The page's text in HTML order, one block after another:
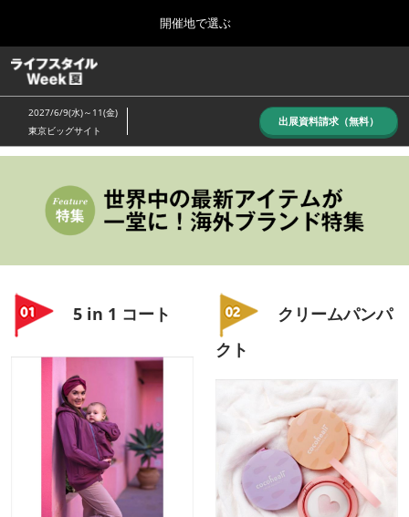
ッ
し
進
to
close
開催地で選ぶ
10月_秋展
東京ビッグサイト/Tokyo Big Sight, Japan
ー
ナ
ー
シ
ョ
を
2027/6/9(水)～11(金)
東京ビッグサイト
出展資料請求（無料）
5 in 1 コート
クリームパンパ
クト